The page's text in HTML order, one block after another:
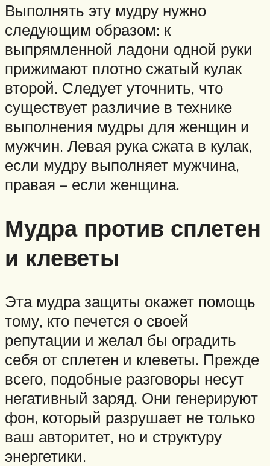
Выполнять эту мудру нужно
следующим образом: к
выпрямленной ладони одной руки
прижимают плотно сжатый кулак
второй. Следует уточнить, что
существует различие в технике
выполнения мудры для женщин и
мужчин. Левая рука сжата в кулак,
если мудру выполняет мужчина,
правая – если женщина.
Мудра против сплетен
и клеветы
Эта мудра защиты окажет помощь
тому, кто печется о своей
репутации и желал бы оградить
себя от сплетен и клеветы. Прежде
всего, подобные разговоры несут
негативный заряд. Они генерируют
фон, который разрушает не только
ваш авторитет, но и структуру
энергетики.